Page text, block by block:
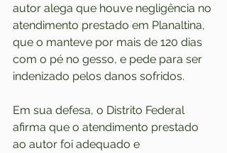
autor alega que houve negligência no
atendimento prestado em Planaltina,
que o manteve por mais de 120 dias
com o pé no gesso, e pede para ser
indenizado pelos danos sofridos.
Em sua defesa, o Distrito Federal
afirma que o atendimento prestado
ao autor foi adequado e